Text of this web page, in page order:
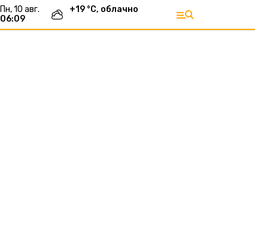
пн, 10 авг.
06:09
+19 °С, облачно